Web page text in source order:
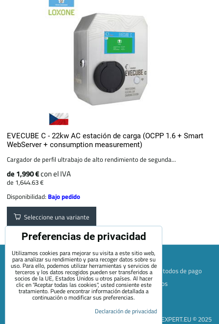
EVECUBE C - 22kw AC estación de carga (OCPP 1.6 + Smart
WebServer + consumption measurement)
Cargador de perfil ultrabajo de alto rendimiento de segunda...
de 1,990 €con el IVA
de 1,644.63 €
Disponibilidad: Bajo pedido
Seleccione una variante
Mapa de la página web Términos y condiciones
Métodos de pago
Envío y devolución
+420 722 689 252
Quiénes somos
Contacto
Blog
Declaración de privacidad
EVEXPERT.EU © 2025
Preferencias de privacidad
Utilizamos cookies para mejorar su visita a este sitio web,
para analizar su rendimiento y para recoger datos sobre su
uso. Para ello, podemos utilizar herramientas y servicios de
terceros y los datos recogidos pueden ser transferidos a
socios de la UE, Estados Unidos u otros países. Al hacer
clic en "Aceptar todas las cookies", usted consiente este
tratamiento. Puede encontrar información detallada a
continuación o modificar sus preferencias.
Declaración de privacidad